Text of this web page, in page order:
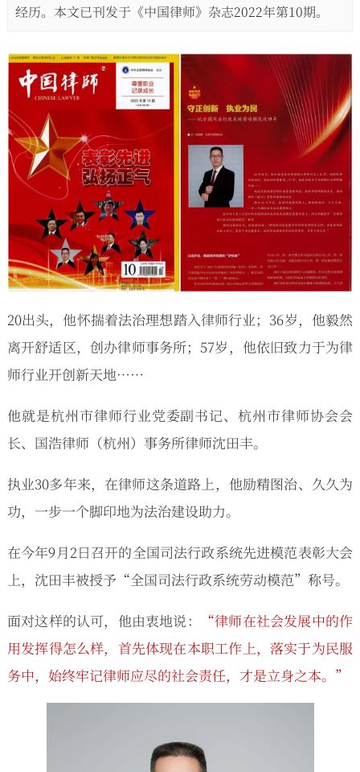
经历。本文已刊发于《中国律师》杂志2022年第10期。
20出头，他怀揣着法治理想踏入律师行业；36岁，他毅然
离开舒适区，创办律师事务所；57岁，他依旧致力于为律
师行业开创新天地……
他就是杭州市律师行业党委副书记、杭州市律师协会会
长、国浩律师（杭州）事务所律师沈田丰。
执业30多年来，在律师这条道路上，他励精图治、久久为
功，一步一个脚印地为法治建设助力。
在今年9月2日召开的全国司法行政系统先进模范表彰大会
上，沈田丰被授予“全国司法行政系统劳动模范”称号。
面对这样的认可，他由衷地说：
“律师在社会发展中的作
用发挥得怎么样，首先体现在本职工作上，落实于为民服
务中，始终牢记律师应尽的社会责任，才是立身之本。”